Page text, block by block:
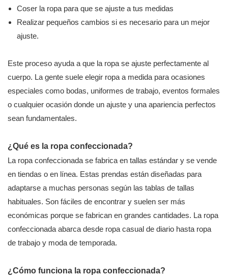
Coser la ropa para que se ajuste a tus medidas
Realizar pequeños cambios si es necesario para un mejor
ajuste.
Este proceso ayuda a que la ropa se ajuste perfectamente al
cuerpo. La gente suele elegir ropa a medida para ocasiones
especiales como bodas, uniformes de trabajo, eventos formales
o cualquier ocasión donde un ajuste y una apariencia perfectos
sean fundamentales.
¿Qué es la ropa confeccionada?
La ropa confeccionada se fabrica en tallas estándar y se vende
en tiendas o en línea. Estas prendas están diseñadas para
adaptarse a muchas personas según las tablas de tallas
habituales. Son fáciles de encontrar y suelen ser más
económicas porque se fabrican en grandes cantidades. La ropa
confeccionada abarca desde ropa casual de diario hasta ropa
de trabajo y moda de temporada.
¿Cómo funciona la ropa confeccionada?